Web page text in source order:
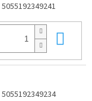
5055192349241
5055192349234